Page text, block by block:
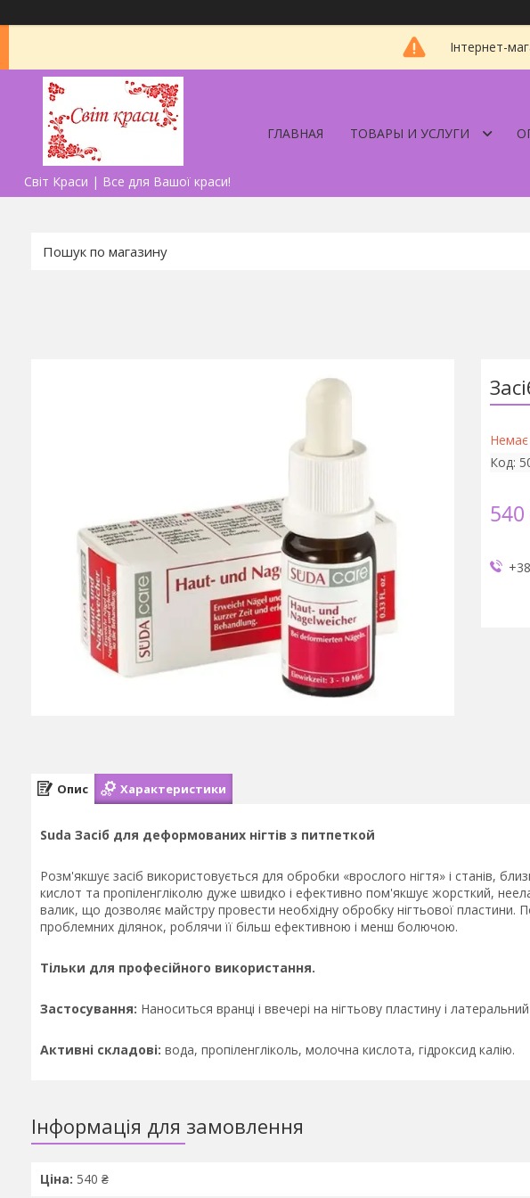
Інтернет-
Світ Краси | Все для Вашої краси!
ГЛАВНАЯ ТОВАРЫ И УСЛУГИ
Немає
Код:
540
Опис Характеристики
Suda Засіб для деформованих нігтів з питпеткой
Розм'якшує засіб використовується для обробки «врослого нігтя» і станів,
кислот та пропіленгліколю дуже швидко і ефективно пом'якшує жорсткий,
валик, що дозволяє майстру провести необхідну обробку нігтьової пластини.
проблемних ділянок, роблячи її більш ефективною і менш болючою.
Тільки для професійного використання.
Застосування: Наноситься вранці і ввечері на нігтьову пластину і
Активні складові: вода, пропіленгліколь, молочна кислота, гідроксид калію.
Інформація для замовлення
Ціна: 540 ₴